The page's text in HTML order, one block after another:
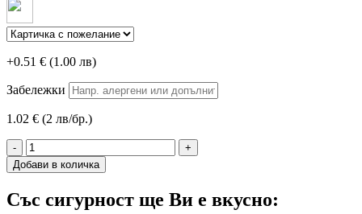
+0.51 € (1.00 лв)
Забележки
1.02 € (2 лв/бр.)
-
+
Добави в количка
Със сигурност ще Ви е вкусно: